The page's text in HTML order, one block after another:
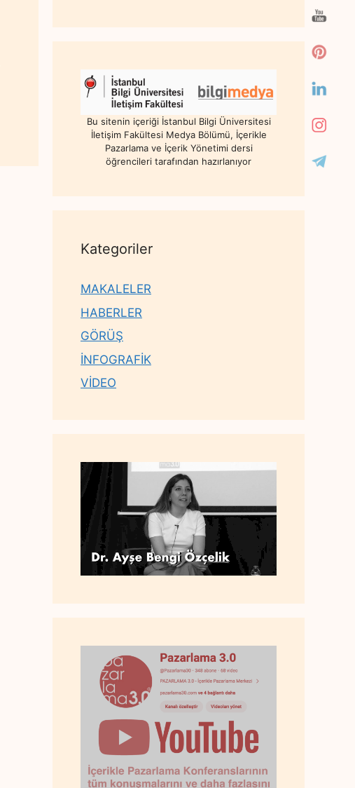
Bu sitenin içeriği İstanbul Bilgi Üniversitesi
İletişim Fakültesi Medya Bölümü, İçerikle
Pazarlama ve İçerik Yönetimi dersi
öğrencileri tarafından hazırlanıyor
Kategoriler
MAKALELER
HABERLER
GÖRÜŞ
İNFOGRAFİK
VİDEO